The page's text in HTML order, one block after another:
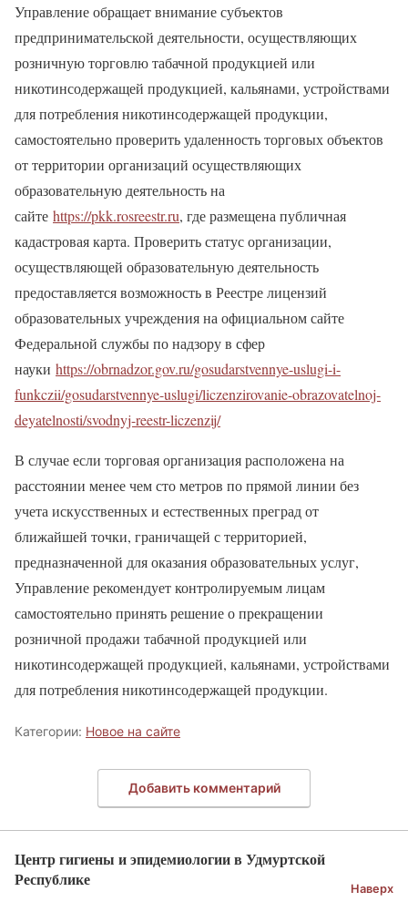
Управление обращает внимание субъектов
предпринимательской деятельности, осуществляющих
розничную торговлю табачной продукцией или
никотинсодержащей продукцией, кальянами, устройствами
для потребления никотинсодержащей продукции,
самостоятельно проверить удаленность торговых объектов
от территории организаций осуществляющих
образовательную деятельность на
сайте https://pkk.rosreestr.ru, где размещена публичная
кадастровая карта. Проверить статус организации,
осуществляющей образовательную деятельность
предоставляется возможность в Реестре лицензий
образовательных учреждения на официальном сайте
Федеральной службы по надзору в сфер
науки https://obrnadzor.gov.ru/gosudarstvennye-uslugi-i-
funkczii/gosudarstvennye-uslugi/liczenzirovanie-obrazovatelnoj-
deyatelnosti/svodnyj-reestr-liczenzij/
В случае если торговая организация расположена на
расстоянии менее чем сто метров по прямой линии без
учета искусственных и естественных преград от
ближайшей точки, граничащей с территорией,
предназначенной для оказания образовательных услуг,
Управление рекомендует контролируемым лицам
самостоятельно принять решение о прекращении
розничной продажи табачной продукцией или
никотинсодержащей продукцией, кальянами, устройствами
для потребления никотинсодержащей продукции.
Категории: Новое на сайте
Добавить комментарий
Центр гигиены и эпидемиологии в Удмуртской
Республике
Наверх